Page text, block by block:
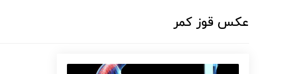
عکس قوز کمر